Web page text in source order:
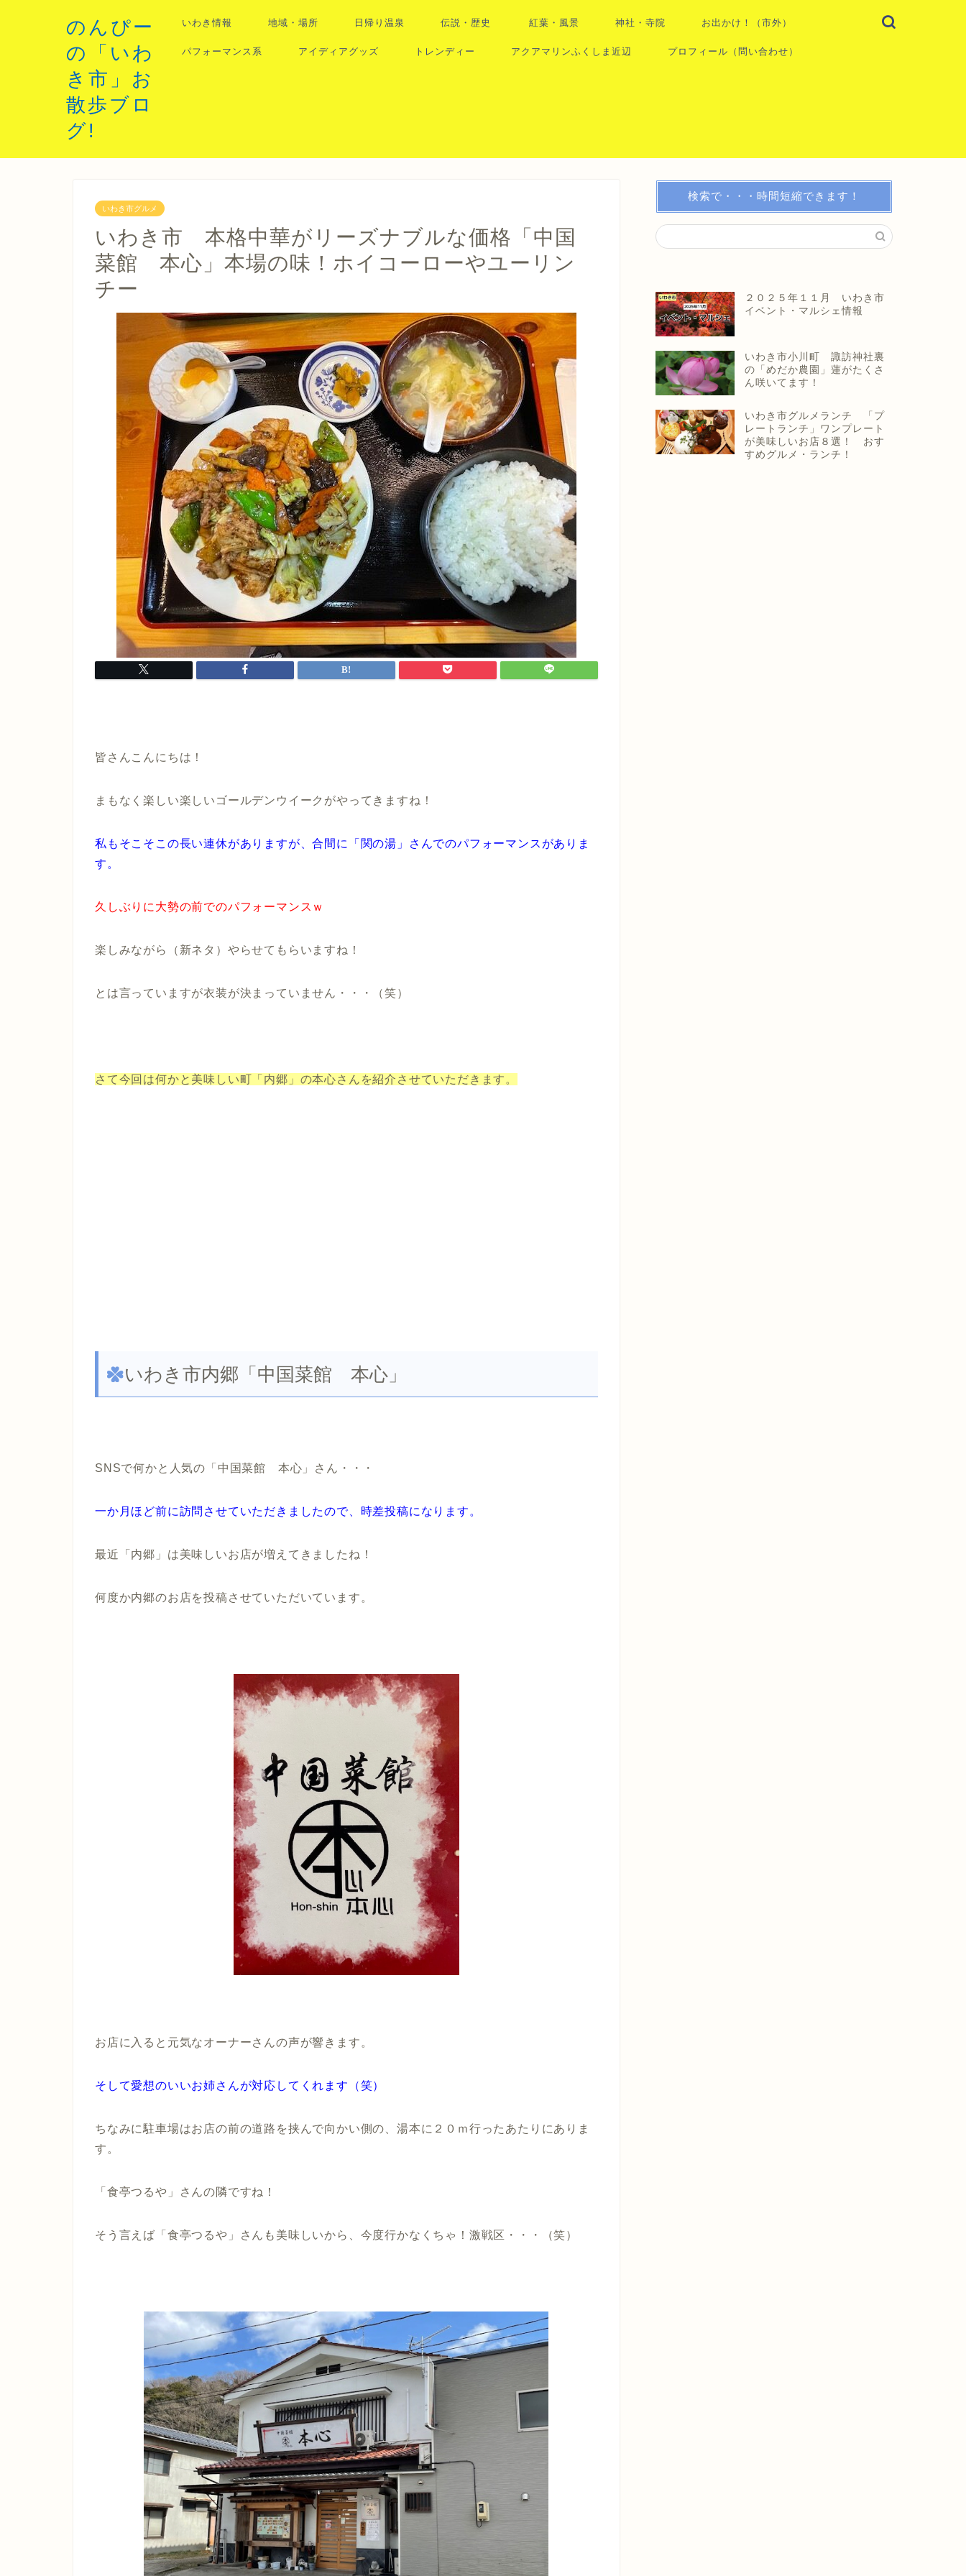
のんぴー
の「いわ
き市」お
散歩ブロ
グ!
いわき情報 地域・場所 日帰り温泉 伝説・歴史 紅葉・風景 神社・寺院 お出かけ！（市外）
パフォーマンス系 アイディアグッズ トレンディー アクアマリンふくしま近辺 プロフィール（問い合わせ）
いわき市グルメ
いわき市 本格中華がリーズナブルな価格「中国
菜館 本心」本場の味！ホイコーローやユーリン
チー
皆さんこんにちは！
まもなく楽しい楽しいゴールデンウイークがやってきますね！
私もそこそこの長い連休がありますが、合間に「関の湯」さんでのパフォーマンスがありま
す。
久しぶりに大勢の前でのパフォーマンスｗ
楽しみながら（新ネタ）やらせてもらいますね！
とは言っていますが衣装が決まっていません・・・（笑）
さて今回は何かと美味しい町「内郷」の本心さんを紹介させていただきます。
いわき市内郷「中国菜館 本心」
SNSで何かと人気の「中国菜館 本心」さん・・・
一か月ほど前に訪問させていただきましたので、時差投稿になります。
最近「内郷」は美味しいお店が増えてきましたね！
何度か内郷のお店を投稿させていただいています。
お店に入ると元気なオーナーさんの声が響きます。
そして愛想のいいお姉さんが対応してくれます（笑）
ちなみに駐車場はお店の前の道路を挟んで向かい側の、湯本に２０ｍ行ったあたりにありま
す。
「食亭つるや」さんの隣ですね！
そう言えば「食亭つるや」さんも美味しいから、今度行かなくちゃ！激戦区・・・（笑）
検索で・・・時間短縮できます！
２０２５年１１月 いわき市
イベント・マルシェ情報
いわき市小川町 諏訪神社裏
の「めだか農園」蓮がたくさ
ん咲いてます！
いわき市グルメランチ 「プ
レートランチ」ワンプレート
が美味しいお店８選！ おす
すめグルメ・ランチ！